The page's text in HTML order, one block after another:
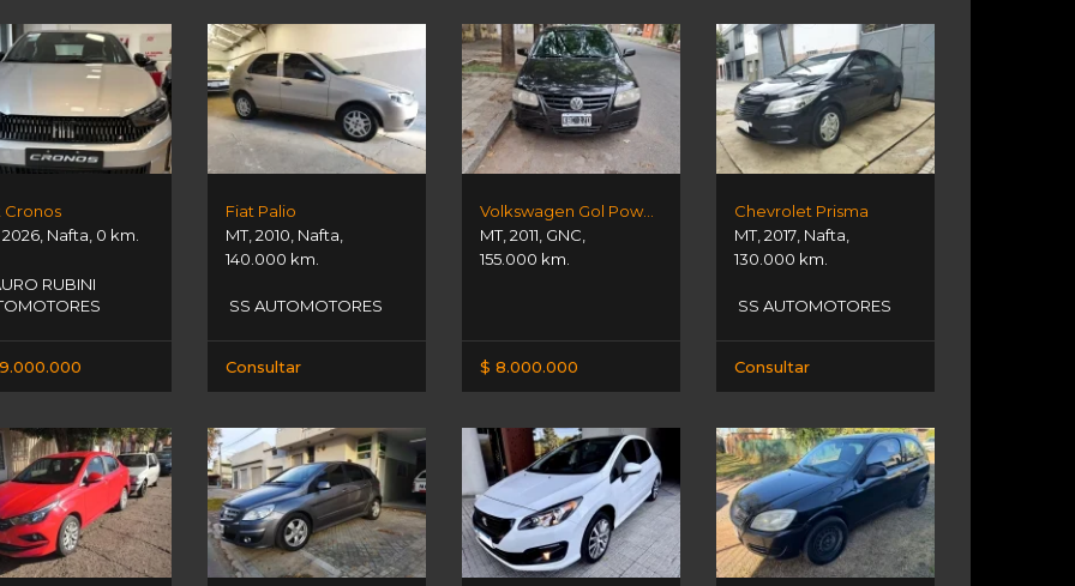
Cronos
2026, Nafta 0 km.
RUBINI
Fiat Palio
MT,2010 Nafta
140.000 km.
SS AUTOMOTORES
Consultar
Volkswagen Gol Power 1.4l
MT,2011 GNC
155.000 km.
$ 8.000.000
Chevrolet Prisma
MT,2017 Nafta
130.000 km.
SS AUTOMOTORES
Consultar